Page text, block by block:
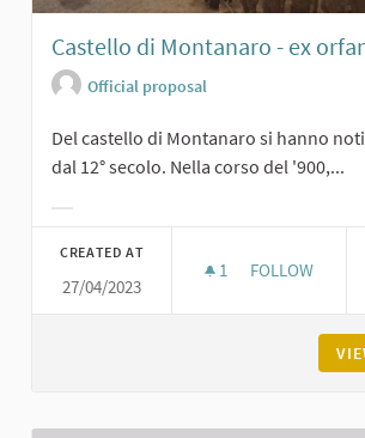
Castello di Montanaro - ex
Official proposal
Del castello di Montanaro si hanno
dal 12° secolo. Nella corso del '900,...
CREATED AT
27/04/2023
1 1 FOLLOWER
FOLLOW